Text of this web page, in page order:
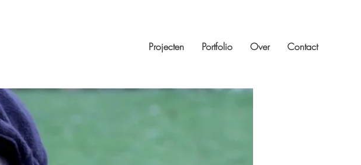
Projecten Portfolio Over Contact